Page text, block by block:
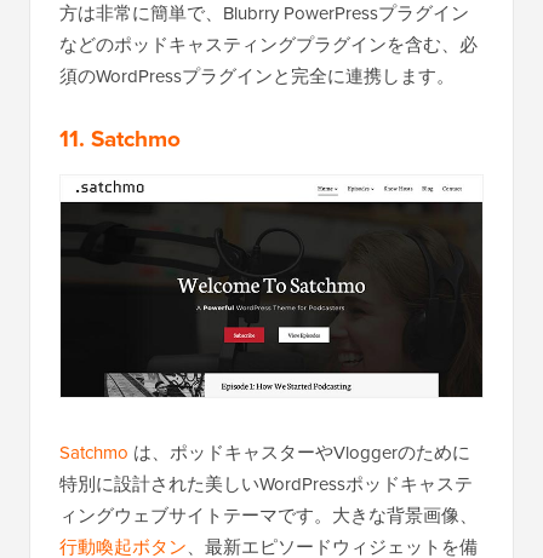
方は非常に簡単で、Blubrry PowerPressプラグイン
などのポッドキャスティングプラグインを含む、必
須のWordPressプラグインと完全に連携します。
11. Satchmo
Satchmo は、ポッドキャスターやVloggerのために
特別に設計された美しいWordPressポッドキャステ
ィングウェブサイトテーマです。大きな背景画像、
行動喚起ボタン、最新エピソードウィジェットを備